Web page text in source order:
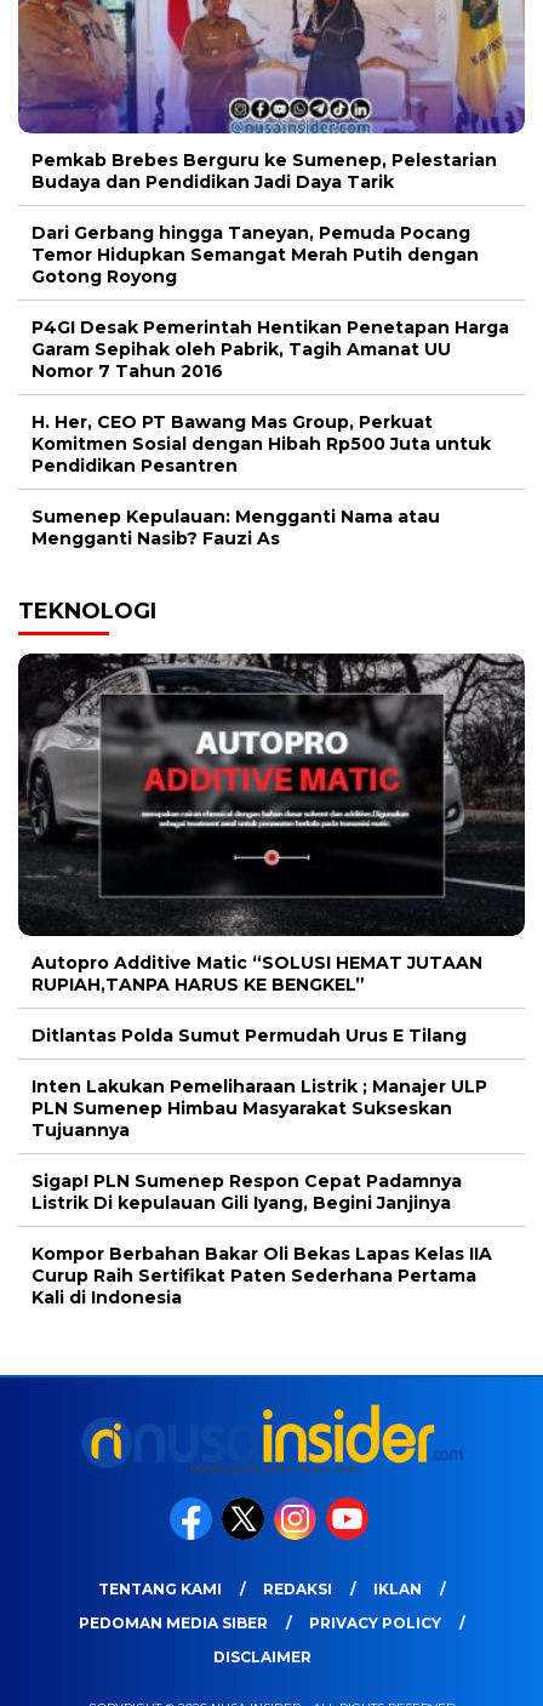
Pemkab Brebes Berguru ke Sumenep, Pelestarian
Budaya dan Pendidikan Jadi Daya Tarik
Dari Gerbang hingga Taneyan, Pemuda Pocang
Temor Hidupkan Semangat Merah Putih dengan
Gotong Royong
P4GI Desak Pemerintah Hentikan Penetapan Harga
Garam Sepihak oleh Pabrik, Tagih Amanat UU
Nomor 7 Tahun 2016
H. Her, CEO PT Bawang Mas Group, Perkuat
Komitmen Sosial dengan Hibah Rp500 Juta untuk
Pendidikan Pesantren
Sumenep Kepulauan: Mengganti Nama atau
Mengganti Nasib? Fauzi As
TEKNOLOGI
Autopro Additive Matic “SOLUSI HEMAT JUTAAN
RUPIAH,TANPA HARUS KE BENGKEL”
Ditlantas Polda Sumut Permudah Urus E Tilang
Inten Lakukan Pemeliharaan Listrik ; Manajer ULP
PLN Sumenep Himbau Masyarakat Sukseskan
Tujuannya
Sigap! PLN Sumenep Respon Cepat Padamnya
Listrik Di kepulauan Gili Iyang, Begini Janjinya
Kompor Berbahan Bakar Oli Bekas Lapas Kelas IIA
Curup Raih Sertifikat Paten Sederhana Pertama
Kali di Indonesia
TENTANG KAMI REDAKSI
IKLAN
PEDOMAN MEDIA SIBER
PRIVACY POLICY
DISCLAIMER